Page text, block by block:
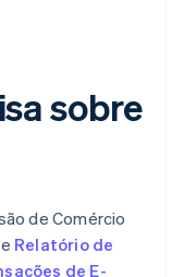
sobre
de Comércio
Relatório de
de E-